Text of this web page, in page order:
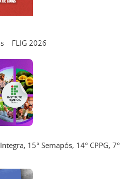
FLIG 2026
15° Semapós, 14° CPPG, 7°